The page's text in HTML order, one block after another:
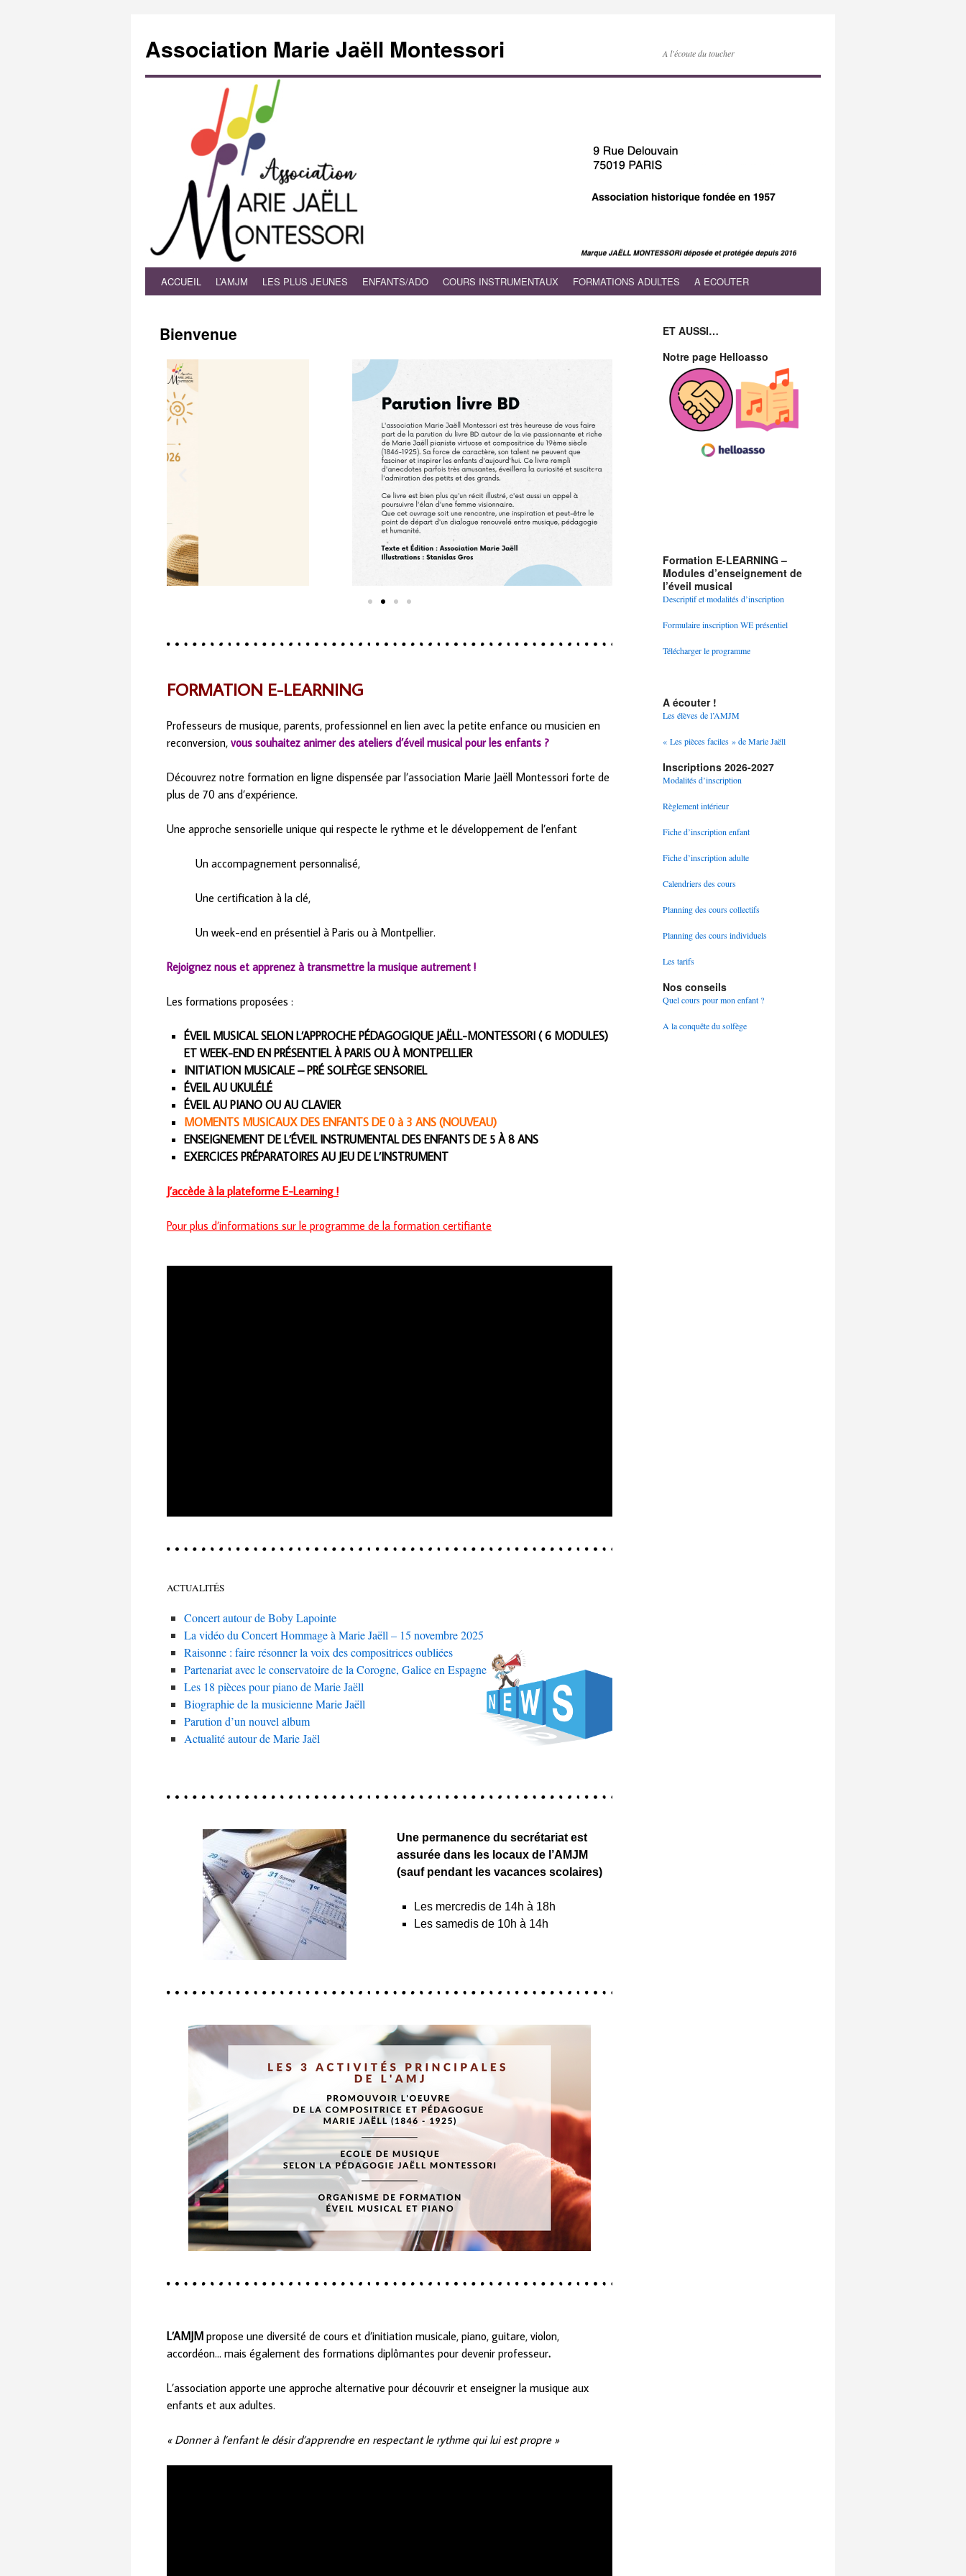
Association Marie Jaëll Montessori A l'écoute du toucher
ACCUEIL L’AMJM LES PLUS JEUNES ENFANTS/ADO COURS INSTRUMENTAUX FORMATIONS ADULTES A ECOUTER
Bienvenue
FORMATION E-LEARNING
Professeurs de musique, parents, professionnel en lien avec la petite enfance ou musicien en
reconversion, vous souhaitez animer des ateliers d’éveil musical pour les enfants ?
Découvrez notre formation en ligne dispensée par l’association Marie Jaëll Montessori forte de
plus de 70 ans d’expérience.
Une approche sensorielle unique qui respecte le rythme et le développement de l’enfant
Un accompagnement personnalisé,
Une certification à la clé,
Un week-end en présentiel à Paris ou à Montpellier.
Rejoignez nous et apprenez à transmettre la musique autrement !
Les formations proposées :
ÉVEIL MUSICAL SELON L’APPROCHE PÉDAGOGIQUE JAËLL-MONTESSORI ( 6 MODULES)
ET WEEK-END EN PRÉSENTIEL À PARIS OU À MONTPELLIER
INITIATION MUSICALE – PRÉ SOLFÈGE SENSORIEL
ÉVEIL AU UKULÉLÉ
ÉVEIL AU PIANO OU AU CLAVIER
MOMENTS MUSICAUX DES ENFANTS DE 0 à 3 ANS (NOUVEAU)
ENSEIGNEMENT DE L’ÉVEIL INSTRUMENTAL DES ENFANTS DE 5 À 8 ANS
EXERCICES PRÉPARATOIRES AU JEU DE L’INSTRUMENT
J’accède à la plateforme E-Learning !
Pour plus d’informations sur le programme de la formation certifiante
ACTUALITÉS
Concert autour de Boby Lapointe
La vidéo du Concert Hommage à Marie Jaëll – 15 novembre 2025
Raisonne : faire résonner la voix des compositrices oubliées
Partenariat avec le conservatoire de la Corogne, Galice en Espagne
Les 18 pièces pour piano de Marie Jaëll
Biographie de la musicienne Marie Jaëll
Parution d’un nouvel album
Actualité autour de Marie Jaël
Une permanence du secrétariat est
assurée dans les locaux de l’AMJM
(sauf pendant les vacances scolaires)
Les mercredis de 14h à 18h
Les samedis de 10h à 14h
L’AMJM propose une diversité de cours et d’initiation musicale, piano, guitare, violon,
accordéon… mais également des formations diplômantes pour devenir professeur.
L’association apporte une approche alternative pour découvrir et enseigner la musique aux
enfants et aux adultes.
« Donner à l’enfant le désir d’apprendre en respectant le rythme qui lui est propre »
ET AUSSI…
Notre page Helloasso
Formation E-LEARNING –
Modules d’enseignement de
l’éveil musical
Descriptif et modalités d’inscription
Formulaire inscription WE présentiel
Télécharger le programme
A écouter !
Les élèves de l’AMJM
« Les pièces faciles » de Marie Jaëll
Inscriptions 2026-2027
Modalités d’inscription
Règlement intérieur
Fiche d’inscription enfant
Fiche d’inscription adulte
Calendriers des cours
Planning des cours collectifs
Planning des cours individuels
Les tarifs
Nos conseils
Quel cours pour mon enfant ?
A la conquête du solfège